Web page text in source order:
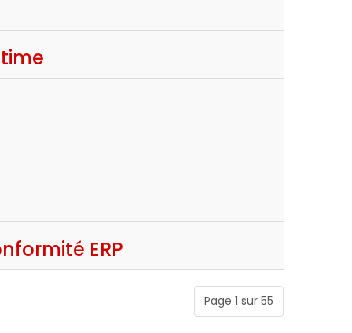
ERP
Page 1 sur 55